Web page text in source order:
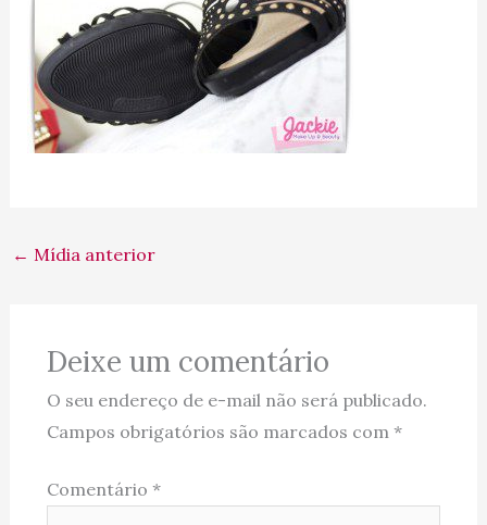
← Mídia anterior
Deixe um comentário
O seu endereço de e-mail não será publicado.
Campos obrigatórios são marcados com *
Comentário *